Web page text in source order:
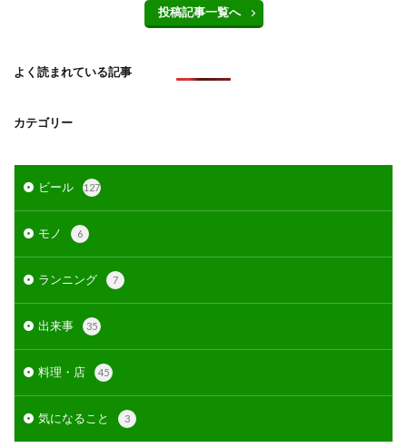
投稿記事一覧へ
よく読まれている記事
カテゴリー
ビール 127
モノ 6
ランニング 7
出来事 35
料理・店 45
気になること 3